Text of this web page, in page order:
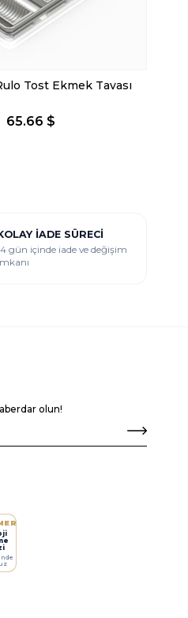
Tost Ekmek Tavası
65.66 $
İADE SÜRECI
gün içinde iade ve değişim
olun!